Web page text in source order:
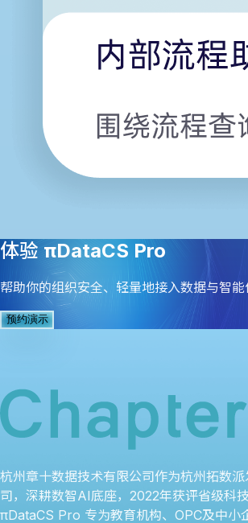
体验 πDataCS Pro
帮助你的组织安全、轻量地接入数据与智能
预约演示
杭州章十数据技术有限公司作为杭州拓数
司，深耕数智AI底座，2022年获评省级科
πDataCS Pro 专为教育机构、OPC及中小